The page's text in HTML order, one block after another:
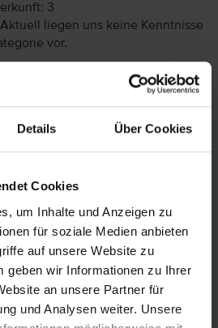
Details Über Cookies
Cookies
um Inhalte und Anzeigen zu
für soziale Medien anbieten
auf unsere Website zu
geben wir Informationen zu Ihrer
an unsere Partner für
und Analysen weiter. Unsere
3
liegen uns keine Kenntnisse
vor.
Sie, dass der Check-In am
kostenpflichtig
während des Fluges
variieren. Informationen
vtours
machen, dass Sie am
Abweichung vorbehalten) in
An Ihrem Abreisetag können
(örtliche Abweichung vorbehalten)
dass es bei Nur-Hotel-